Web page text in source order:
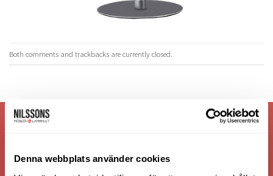
Denna webbplats använder cookies
Both comments and trackbacks are currently closed.